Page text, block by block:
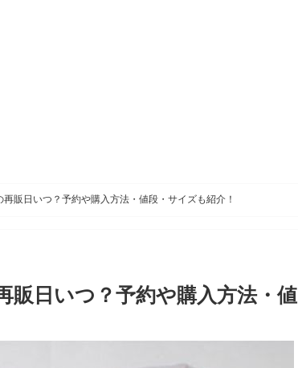
再販日いつ？予約や購入方法・値段・サイズも紹介！
販日いつ？予約や購入方法・値